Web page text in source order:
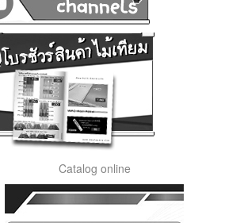
Catalog online